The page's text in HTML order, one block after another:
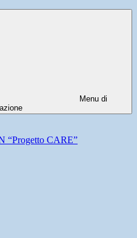
Menu di
“Progetto CARE”